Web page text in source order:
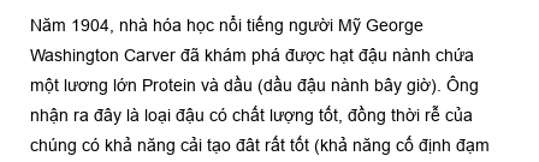
Năm 1904, nhà hóa học nổi tiếng người Mỹ George
Washington Carver đã khám phá được hạt đậu nành chứa
một lương lớn Protein và dầu (dầu đậu nành bây giờ). Ông
nhận ra đây là loại đậu có chất lượng tốt, đồng thời rễ của
chúng có khả năng cải tạo đât rất tốt (khả năng cố định đạm